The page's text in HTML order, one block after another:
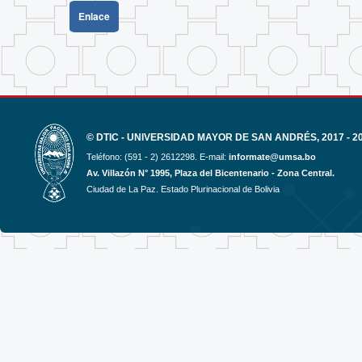
Enlace
© DTIC - UNIVERSIDAD MAYOR DE SAN ANDRÉS, 2017 -
Teléfono: (591 - 2) 2612298. E-mail: informate@umsa.bo
Av. Villazón N° 1995, Plaza del Bicentenario - Zona Central.
Ciudad de La Paz. Estado Plurinacional de Bolivia